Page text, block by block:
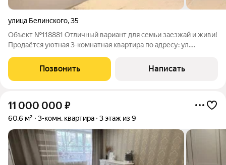
улица Белинского,35
Объект №118881 Отличный вариант для семьи заезжай и живи!
Продаётся уютная 3-комнатная квартира по адресу: ул.
кирпичного дома - зимой тепло, летом прохладно. Общая
Позвонить Написать
11 000 000 ₽
60,6 м² 3-комн. квартира 3 этаж из 9